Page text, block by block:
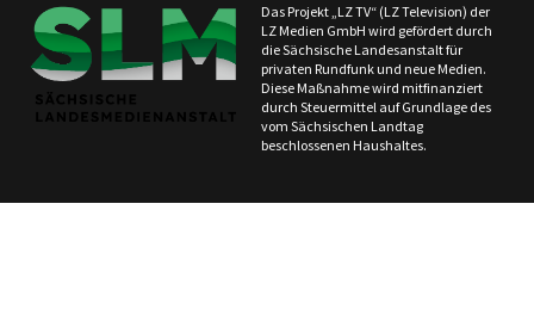
Das Projekt „LZ TV“ (LZ Television) der
LZ Medien GmbH wird gefördert durch
die Sächsische Landesanstalt für
privaten Rundfunk und neue Medien.
Diese Maßnahme wird mitfinanziert
durch Steuermittel auf Grundlage des
vom Sächsischen Landtag
beschlossenen Haushaltes.